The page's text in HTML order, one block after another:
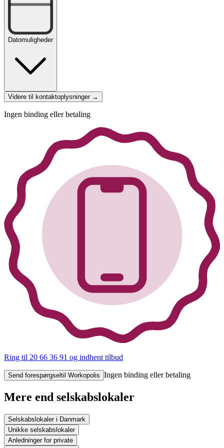
Datomuligheder
Videre til kontaktoplysninger →
Ingen binding eller betaling
Ring til 20 66 36 91 og indhent tilbud
Send forespørgsel til Workopolis Ingen binding eller betaling
Mere end selskabslokaler
Selskabslokaler i Danmark
Unikke selskabslokaler
Anledninger for private